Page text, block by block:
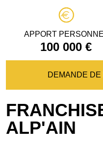
APPORT
100 000 €
DEMANDE DE
ALP'AIN